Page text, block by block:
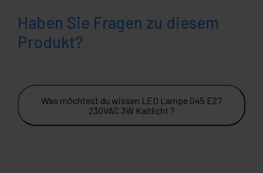
Haben Sie Fragen zu diesem
Produkt?
Was möchtest du wissen LED Lampe G45 E27
230VAC 3W Kaltlicht ?